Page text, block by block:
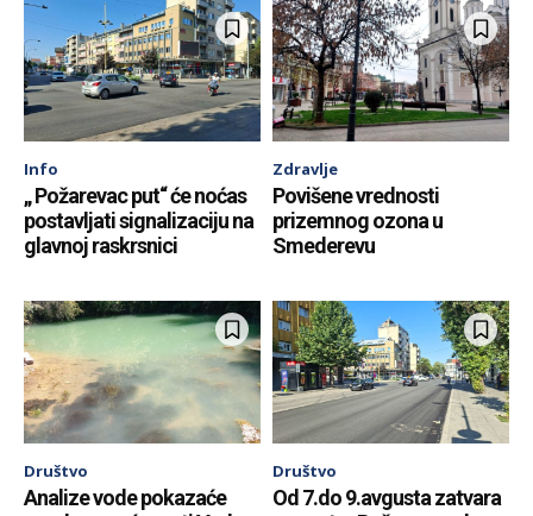
Info
„ Požarevac put“ će noćas
postavljati signalizaciju na
glavnoj raskrsnici
Zdravlje
Povišene vrednosti
prizemnog ozona u
Smederevu
Društvo
Analize vode pokazaće
Društvo
Od 7.do 9.avgusta zatvara